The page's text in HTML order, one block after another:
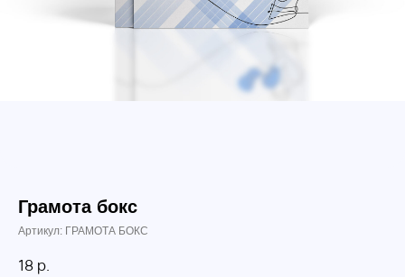
Грамота бокс
Артикул: ГРАМОТА БОКС
18 р.